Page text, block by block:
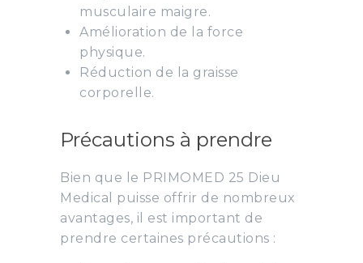
musculaire maigre.
Amélioration de la force
physique.
Réduction de la graisse
corporelle.
Précautions à prendre
Bien que le PRIMOMED 25 Dieu
Medical puisse offrir de nombreux
avantages, il est important de
prendre certaines précautions :